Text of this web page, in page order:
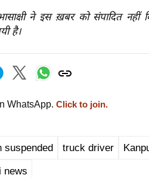
ने इस ख़बर को संपादित
है।
WhatsApp. Click to join.
suspended truck driver
news